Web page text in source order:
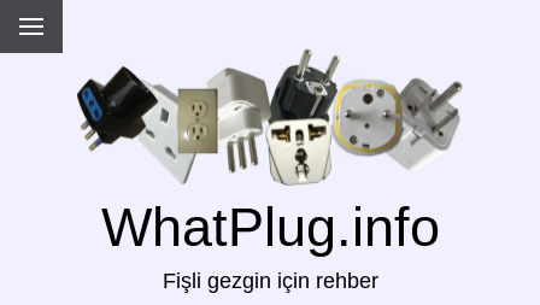
WhatPlug.info
Fişli gezgin için rehber